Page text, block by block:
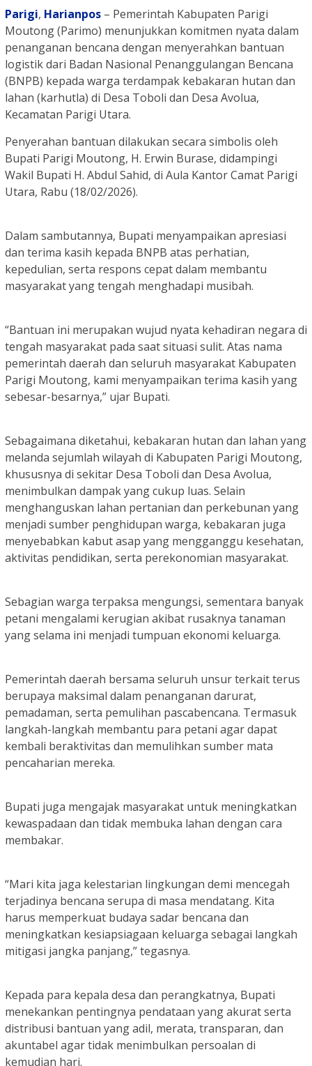
Parigi, Harianpos – Pemerintah Kabupaten Parigi
Moutong (Parimo) menunjukkan komitmen nyata dalam
penanganan bencana dengan menyerahkan bantuan
logistik dari Badan Nasional Penanggulangan Bencana
(BNPB) kepada warga terdampak kebakaran hutan dan
lahan (karhutla) di Desa Toboli dan Desa Avolua,
Kecamatan Parigi Utara.
Penyerahan bantuan dilakukan secara simbolis oleh
Bupati Parigi Moutong, H. Erwin Burase, didampingi
Wakil Bupati H. Abdul Sahid, di Aula Kantor Camat Parigi
Utara, Rabu (18/02/2026).
Dalam sambutannya, Bupati menyampaikan apresiasi
dan terima kasih kepada BNPB atas perhatian,
kepedulian, serta respons cepat dalam membantu
masyarakat yang tengah menghadapi musibah.
“Bantuan ini merupakan wujud nyata kehadiran negara di
tengah masyarakat pada saat situasi sulit. Atas nama
pemerintah daerah dan seluruh masyarakat Kabupaten
Parigi Moutong, kami menyampaikan terima kasih yang
sebesar-besarnya,” ujar Bupati.
Sebagaimana diketahui, kebakaran hutan dan lahan yang
melanda sejumlah wilayah di Kabupaten Parigi Moutong,
khususnya di sekitar Desa Toboli dan Desa Avolua,
menimbulkan dampak yang cukup luas. Selain
menghanguskan lahan pertanian dan perkebunan yang
menjadi sumber penghidupan warga, kebakaran juga
menyebabkan kabut asap yang mengganggu kesehatan,
aktivitas pendidikan, serta perekonomian masyarakat.
Sebagian warga terpaksa mengungsi, sementara banyak
petani mengalami kerugian akibat rusaknya tanaman
yang selama ini menjadi tumpuan ekonomi keluarga.
Pemerintah daerah bersama seluruh unsur terkait terus
berupaya maksimal dalam penanganan darurat,
pemadaman, serta pemulihan pascabencana. Termasuk
langkah-langkah membantu para petani agar dapat
kembali beraktivitas dan memulihkan sumber mata
pencaharian mereka.
Bupati juga mengajak masyarakat untuk meningkatkan
kewaspadaan dan tidak membuka lahan dengan cara
membakar.
“Mari kita jaga kelestarian lingkungan demi mencegah
terjadinya bencana serupa di masa mendatang. Kita
harus memperkuat budaya sadar bencana dan
meningkatkan kesiapsiagaan keluarga sebagai langkah
mitigasi jangka panjang,” tegasnya.
Kepada para kepala desa dan perangkatnya, Bupati
menekankan pentingnya pendataan yang akurat serta
distribusi bantuan yang adil, merata, transparan, dan
akuntabel agar tidak menimbulkan persoalan di
kemudian hari.